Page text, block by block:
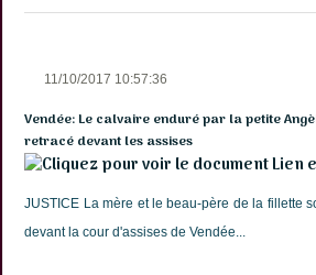
11/10/2017 10:57:36
Vendée: Le calvaire enduré par la petite
retracé devant les assises
Lien
JUSTICE La mère et le beau-père de la fillette
devant la cour d'assises de Vendée...